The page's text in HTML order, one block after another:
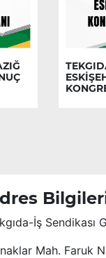
İş Sendikası
Mah. Faruk